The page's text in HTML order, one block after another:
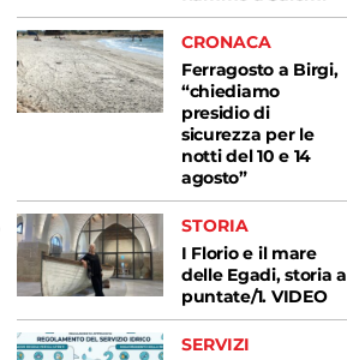
CRONACA
Ferragosto a Birgi,
“chiediamo
presidio di
sicurezza per le
notti del 10 e 14
agosto”
STORIA
I Florio e il mare
delle Egadi, storia a
puntate/1. VIDEO
SERVIZI